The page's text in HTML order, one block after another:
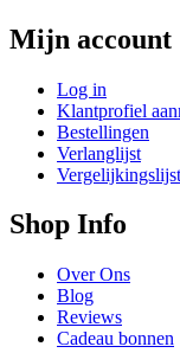
Mijn account
Log in
Klantprofiel
Bestellingen
Verlanglijst
Vergelijkingslijst
Shop Info
Over Ons
Blog
Reviews
Cadeau bonnen